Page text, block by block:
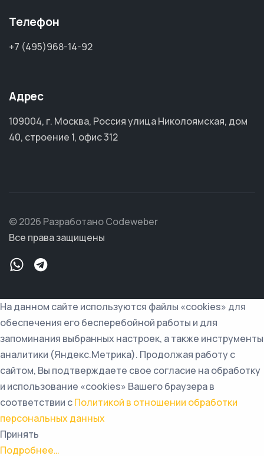
Телефон
+7 (495)968-14-92
Адрес
109004, г. Москва, Россия улица Николоямская, дом
40, строение 1, офис 312
© 2026 Разработано Codeweber
Все права защищены
На данном сайте используются файлы «cookies» для
обеспечения его бесперебойной работы и для
запоминания выбранных настроек, а также инструменты
аналитики (Яндекс.Метрика). Продолжая работу с
сайтом, Вы подтверждаете свое согласие на обработку
и использование «cookies» Вашего браузера в
соответствии сПолитикой в отношении обработки
персональных данных
Принять
Подробнее…